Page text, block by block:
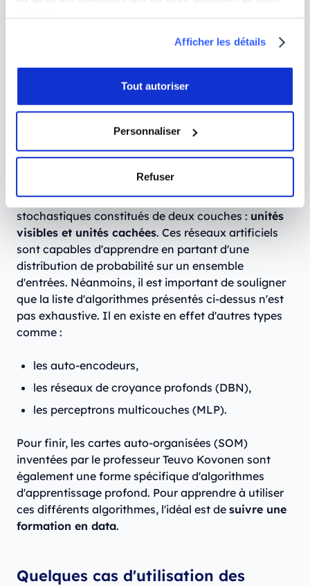
Afficher les détails
Tout autoriser
Personnaliser
Refuser
composants : un générateur et un discriminateur. Si
le générateur apprend à produire des informations
exploiter ces fausses informations. Les GAN sont
généralement utilisés par les créateurs de jeux
vidéo pour améliorer les textures 2D.
Machines de Boltzmann restreintes (RBM)
cet algorithme. En d'autres termes, les machines de
Boltzmann restreintes sont des réseaux neuronaux
stochastiques constitués de deux couches : unités
visibles et unités cachées. Ces réseaux artificiels
sont capables d'apprendre en partant d'une
distribution de probabilité sur un ensemble
d'entrées. Néanmoins, il est important de souligner
que la liste d'algorithmes présentés ci-dessus n'est
pas exhaustive. Il en existe en effet d'autres types
comme :
les auto-encodeurs,
les réseaux de croyance profonds (DBN),
les perceptrons multicouches (MLP).
Pour finir, les cartes auto-organisées (SOM)
inventées par le professeur Teuvo Kovonen sont
également une forme spécifique d'algorithmes
d'apprentissage profond. Pour apprendre à utiliser
ces différents algorithmes, l'idéal est de suivre une
formation en data.
Quelques cas d'utilisation des